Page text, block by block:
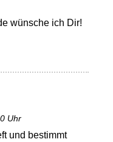
wünsche ich Dir!
Uhr
und bestimmt